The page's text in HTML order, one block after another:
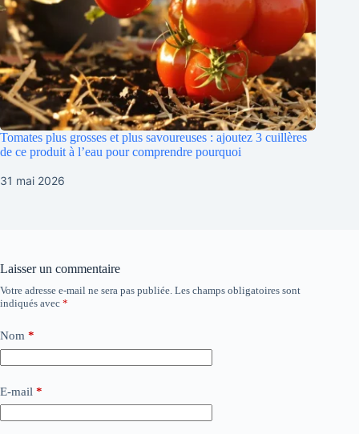
Tomates plus grosses et plus savoureuses : ajoutez 3 cuillères
de ce produit à l’eau pour comprendre pourquoi
31 mai 2026
Laisser un commentaire
Votre adresse e-mail ne sera pas publiée. Les champs obligatoires sont
indiqués avec *
Nom *
E-mail *